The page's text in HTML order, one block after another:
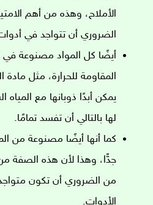
الأملاح، وهذه من أهم
الضروري أن تتواجد في
أيضًا كل المواد مصنوعة في
المقاومة للحرارة، مثل مادة
يمكن أبدًا ذوبانها مع المياه
لها بالتالي أن تفسد تمامًا.
كما أنها أيضًا مصنوعة من
جدًّا، وهذا لأن هذه الصفة
من الضروري أن تكون
الأدوات.